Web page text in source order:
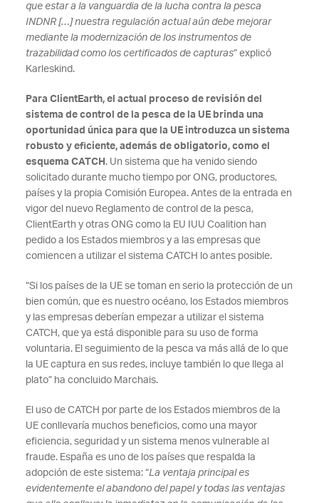
que estar a la vanguardia de la lucha contra la pesca
INDNR […] nuestra regulación actual aún debe mejorar
mediante la modernización de los instrumentos de
trazabilidad como los certificados de capturas” explicó
Karleskind.
Para ClientEarth, el actual proceso de revisión del
sistema de control de la pesca de la UE brinda una
oportunidad única para que la UE introduzca un sistema
robusto y eficiente, además de obligatorio, como el
esquema CATCH . Un sistema que ha venido siendo
solicitado durante mucho tiempo por ONG, productores,
países y la propia Comisión Europea. Antes de la entrada en
vigor del nuevo Reglamento de control de la pesca,
ClientEarth y otras ONG como la EU IUU Coalition han
pedido a los Estados miembros y a las empresas que
comiencen a utilizar el sistema CATCH lo antes posible.
“Si los países de la UE se toman en serio la protección de un
bien común, que es nuestro océano, los Estados miembros
y las empresas deberían empezar a utilizar el sistema
CATCH, que ya está disponible para su uso de forma
voluntaria. El seguimiento de la pesca va más allá de lo que
la UE captura en sus redes, incluye también lo que llega al
plato” ha concluido Marchais.
El uso de CATCH por parte de los Estados miembros de la
UE conllevaría muchos beneficios, como una mayor
eficiencia, seguridad y un sistema menos vulnerable al
fraude. España es uno de los países que respalda la
adopción de este sistema: “La ventaja principal es
evidentemente el abandono del papel y todas las ventajas